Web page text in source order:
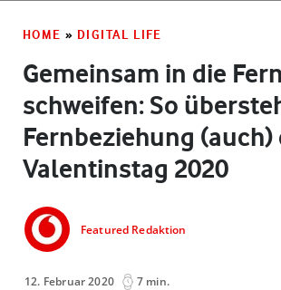
HOME » DIGITAL LIFE
Gemeinsam in die
schweifen: So
Fernbeziehung (auch)
Valentinstag 2020
Featured Redaktion
12. Februar 2020 7 min.